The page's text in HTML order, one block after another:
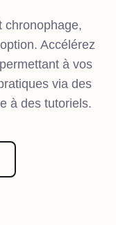
chronophage,
Accélérez
à vos
via des
à des tutoriels.